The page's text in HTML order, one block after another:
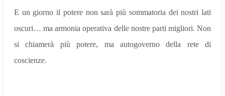
E un giorno il potere non sarà più sommatoria dei nostri lati
oscuri… ma armonia operativa delle nostre parti migliori. Non
si chiamerà più potere, ma autogoverno della rete di
coscienze.